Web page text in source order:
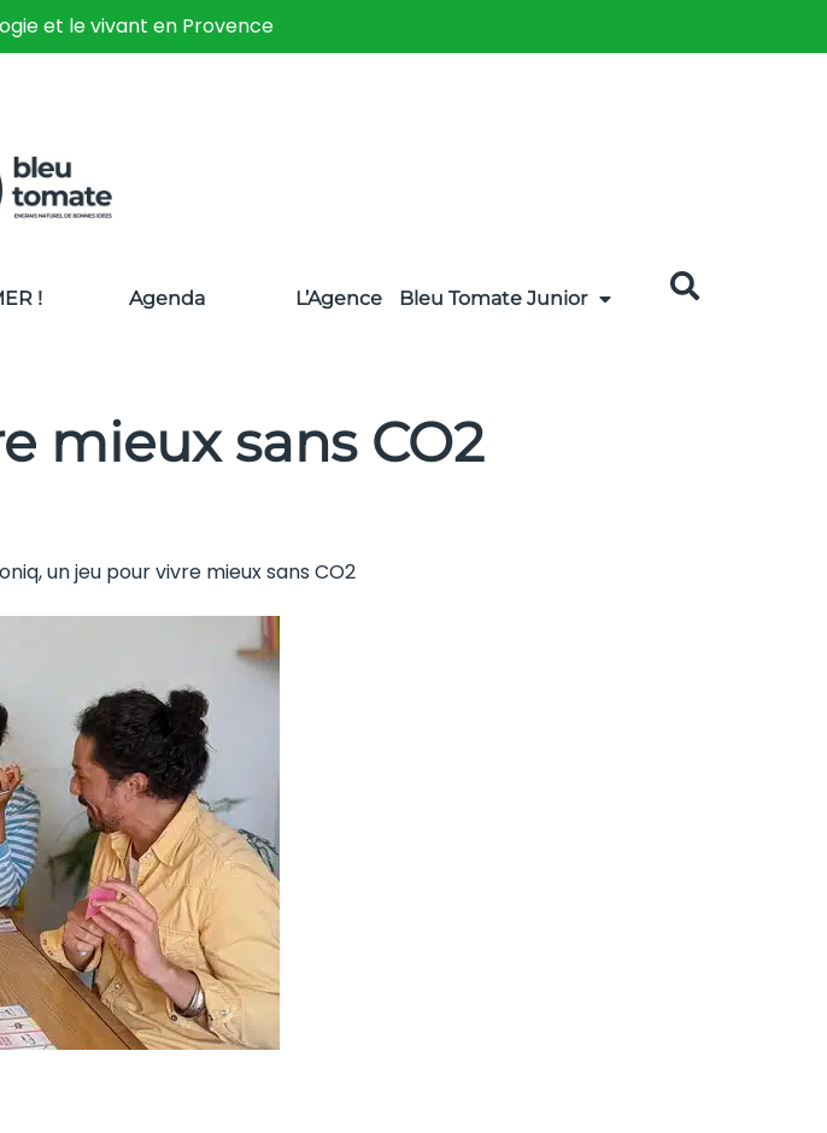
et le vivant en Provence
! Agenda L’Agence Bleu Tomate Junior
mieux sans CO2
un jeu pour vivre mieux sans CO2